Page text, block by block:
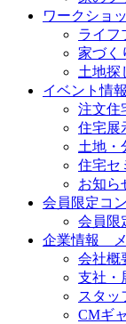
ワークショ
ライフ
家づく
土地探
イベント情報
注文住
住宅展
土地・
住宅セ
お知ら
会員限定コ
会員限
企業情報 メ
会社概
支社
スタ
CMギ